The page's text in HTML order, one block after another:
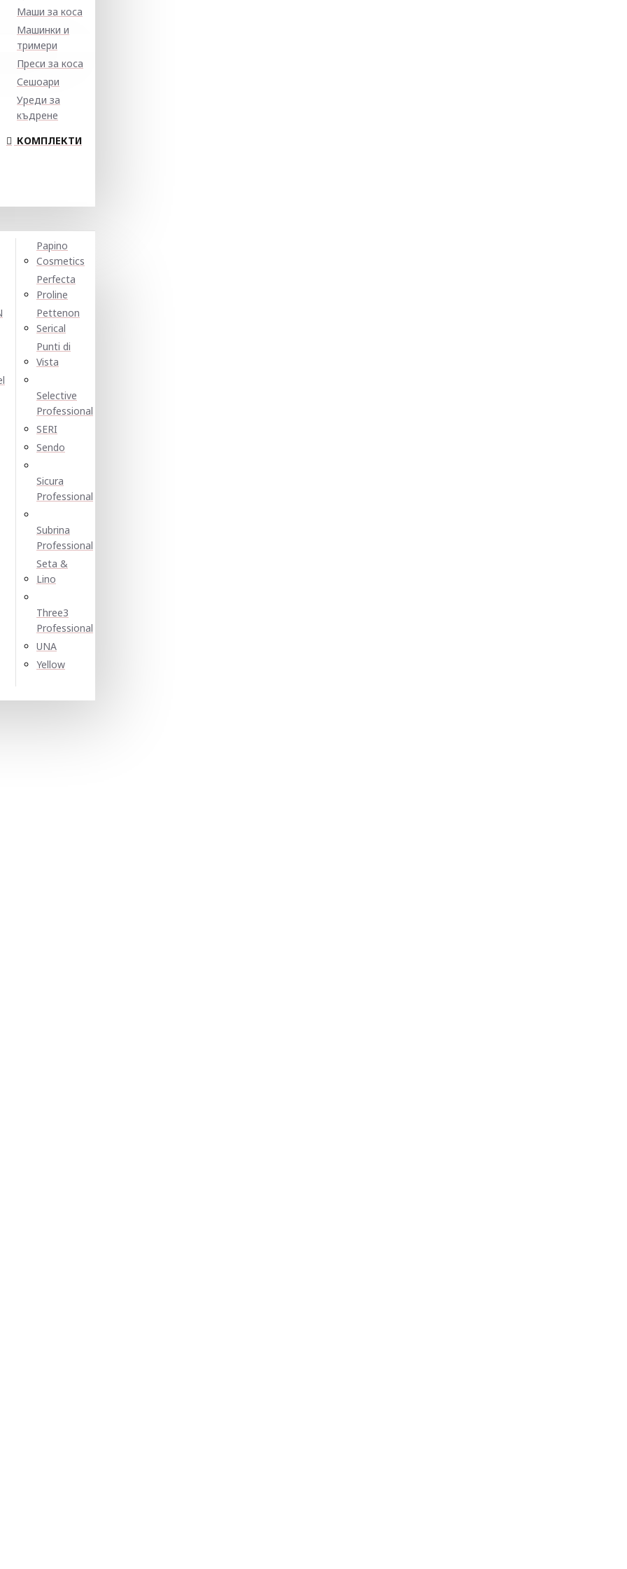
Маши за коса
Машинки и
тримери
Преси за коса
Сешоари
Уреди за
къдрене
КОМПЛЕКТИ
Papino
Cosmetics
Perfecta
Proline
Pettenon
Serical
Punti di
Vista
Selective
Professional
SERI
Sendo
Sicura
Professional
Subrina
Professional
Seta &
Lino
Three3
Professional
UNA
Yellow